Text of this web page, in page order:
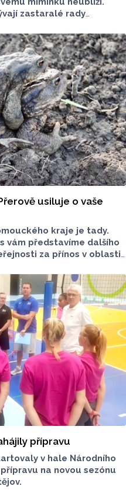
zastaralé rady
preventivnímu vyřazování
boří laktační poradkyně
usiluje o vaše
kraje je tady.
vám představíme dalšího
za přínos v oblasti
Významný počin
právnická osoba.
přípravu
v hale Národního
na novou sezónu